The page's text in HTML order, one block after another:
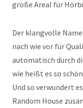
große Areal für
Der klangvolle
nach wie vor für
automatisch durch
wie heißt es so
Und so verwundert
Random House